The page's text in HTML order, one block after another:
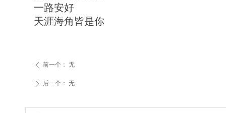
一路安好
天涯海角皆是你
ꄴ 前一个： 无
ꄲ 后一个： 无